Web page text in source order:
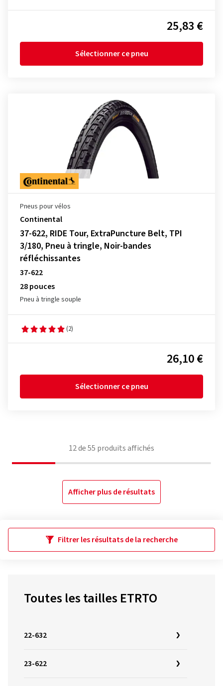
25,83 €
Sélectionner ce pneu
Pneus pour vélos
Continental
37-622, RIDE Tour, ExtraPuncture Belt, TPI
3/180, Pneu à tringle, Noir-bandes
réfléchissantes
37-622
28 pouces
Pneu à tringle souple
(2)
26,10 €
Sélectionner ce pneu
12de55 produits affichés
Afficher plus de résultats
Filtrer les résultats de la recherche
Toutes les tailles ETRTO
22-632
23-622